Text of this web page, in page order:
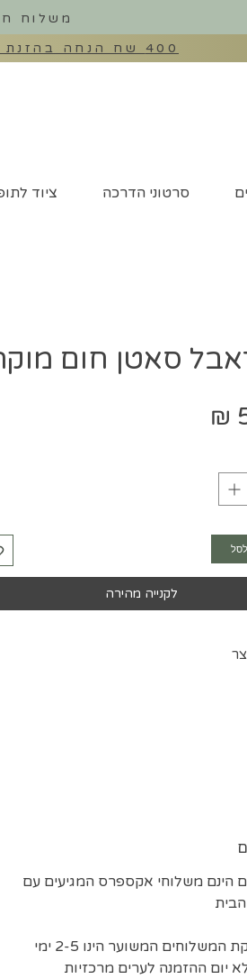
משלוח
400 שח הנחה בהזנת קוד קופון: EXTRA400 לכל מכונות התפירה באתר
סרטוני הדרכה ציוד
סאטן חום
לקנייה מהירה
הינם משלוחי אקספרס המגיעים עם
זמן אספקת המשלוחים המשוער הינו 2-5 ימי
יום ההזמנה לערים מרכזיות